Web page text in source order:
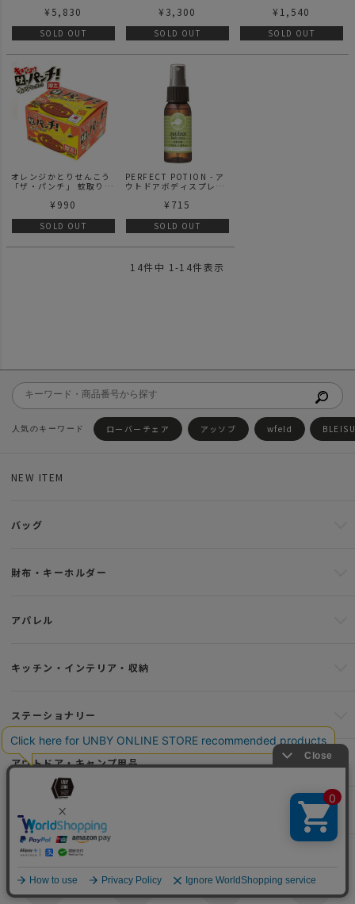
ーカラビナタイプ
¥ 5,830
SOLD OUT
¥ 3,300
SOLD OUT
¥ 1,540
SOLD OUT
オレンジかとりせんこう
「ザ・パンチ」 蚊取り線
¥ 990
SOLD OUT
PERFECT POTION - ア
ウトドアボディスプレー
¥ 715
SOLD OUT
14件中 1 -14件表示
ローバーチェア アッソブ wfeld
NEW ITEM
バッグ
財布・キーホルダー
アパレル
キッチン・インテリア・収納
ステーショナリー
アウトドア・キャンプ用品
その他雑貨